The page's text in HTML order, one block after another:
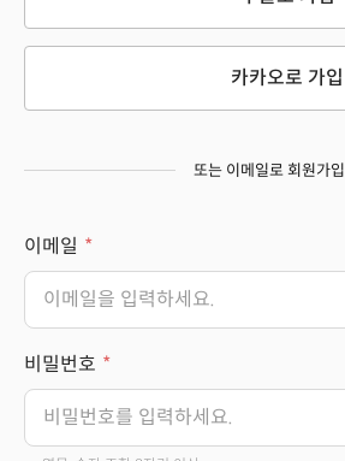
카카오로 가입
또는 이메일로 회원가입
이메일
비밀번호